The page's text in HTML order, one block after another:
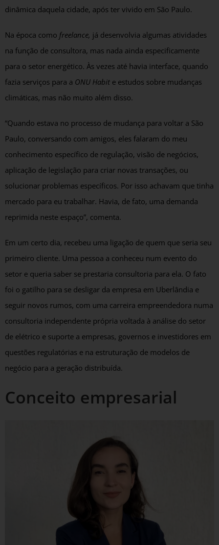
dinâmica daquela cidade, após ter vivido em São Paulo.
Na época como freelance, já desenvolvia algumas atividades
na função de consultora, mas nada ainda especificamente
para o setor energético. Às vezes até havia interface, quando
fazia serviços para a ONU Habit e estudos sobre mudanças
climáticas, mas não muito além disso.
“Quando estava no processo de mudança para voltar a São
Paulo, conversando com amigos, eles falaram do meu
conhecimento específico de regulação, visão de negócios,
aplicação de legislação para criar novas transações, ou
solucionar problemas específicos. Por isso achavam que tinha
mercado para eu trabalhar. Havia, de fato, uma demanda
reprimida neste espaço”, comenta.
Em um certo dia, recebeu uma ligação de quem que seria seu
primeiro cliente. Uma pessoa a conheceu num evento do
setor e queria saber se prestaria consultoria para ela. O fato
foi o gatilho para se desligar da empresa em Uberlândia e
seguir novos rumos, com uma carreira empreendedora numa
consultoria independente própria voltada à análise do setor
de elétrico e suporte a empresas, governos e investidores em
questões regulatórias e na estruturação de modelos de
negócio para a geração distribuída.
Conceito empresarial